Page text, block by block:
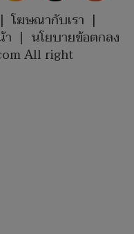
| โฆษณากับเรา |
| นโยบายข้อตกลง
All right